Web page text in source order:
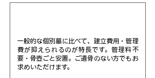
一般的な個別墓に比べて、建立費用・管理
費が抑えられるのが特長です。管理料不
要・骨壺ごと安置。ご遺骨のない方でもお
求めいただけます。